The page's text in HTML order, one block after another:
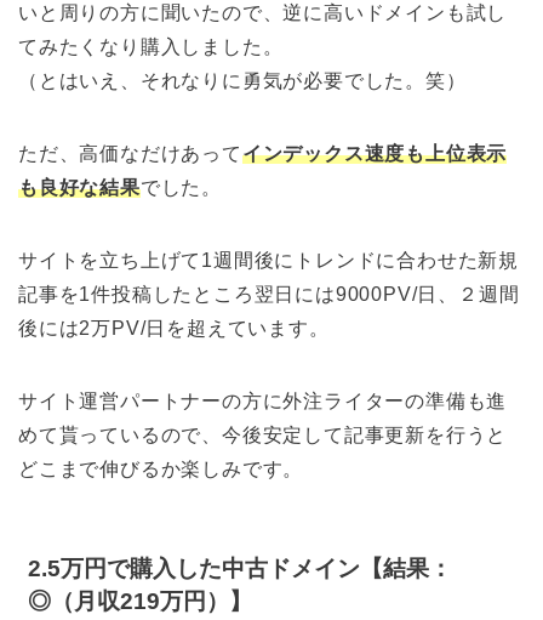
いと周りの方に聞いたので、逆に高いドメインも試し
てみたくなり購入しました。
（とはいえ、それなりに勇気が必要でした。笑）
ただ、高価なだけあってインデックス速度も上位表示
も良好な結果でした。
サイトを立ち上げて1週間後にトレンドに合わせた新規
記事を1件投稿したところ翌日には9000PV/日、２週間
後には2万PV/日を超えています。
サイト運営パートナーの方に外注ライターの準備も進
めて貰っているので、今後安定して記事更新を行うと
どこまで伸びるか楽しみです。
2.5万円で購入した中古ドメイン【結果：
◎（月収219万円）】